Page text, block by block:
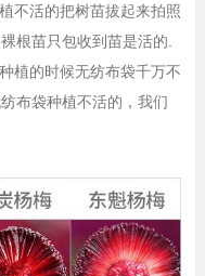
不活的把树苗拔起来拍照
根苗只包收到苗是活的.
植的时候无纺布袋千万不
布袋种植不活的，我们